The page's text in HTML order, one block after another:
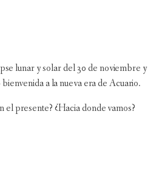
lunar y solar del 30 de noviembre y
a la nueva era de Acuario.
el presente? ¿Hacia donde vamos?